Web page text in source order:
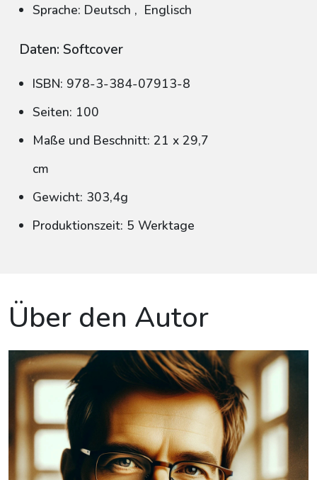
Sprache: Deutsch , Englisch
Daten: Softcover
ISBN: 978-3-384-07913-8
Seiten: 100
Maße und Beschnitt: 21 x 29,7
cm
Gewicht: 303,4g
Produktionszeit: 5 Werktage
Über den Autor